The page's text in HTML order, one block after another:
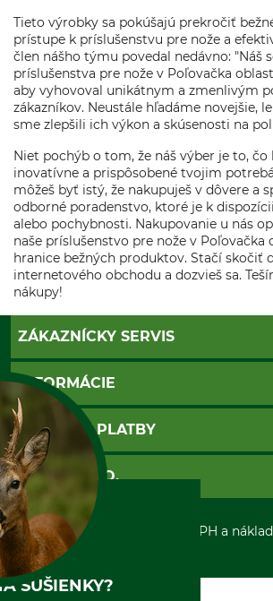
Tieto výrobky sa pokúšajú prekročiť
prístupe k príslušenstvu pre nože a
člen nášho týmu povedal nedávno: "Náš
príslušenstva pre nože v Poľovačka
aby vyhovoval unikátnym a zmenlivým
zákazníkov. Neustále hľadáme novejšie,
sme zlepšili ich výkon a skúsenosti na
Niet pochýb o tom, že náš výber je to, čo
inovatívne a prispôsobené tvojim
môžeš byť istý, že nakupuješ v dôvere a
odborné poradenstvo, ktoré je k
alebo pochybnosti. Nakupovanie u nás
naše príslušenstvo pre nože v Poľovačka
hranice bežných produktov. Stačí skočiť
internetového obchodu a dozvieš sa.
nákupy!
ZÁKAZNÍCKY SERVIS
Kontakt
Katalógy
Newsletter
Nastavenia súborov cookie
INFORMÁCIE
Povinné údaje
Obchodné podmienky
Ochrana osobnych udajov
Otváracie hodiny
Zrušenie objednávky
SPÔSOBY PLATBY
Dobierka
Platba vopred
Sepa-inkaso
Osobný odber
GRUBE S.R.O.
O nás
Predajňa
Kolektív GRUBE
Naše pobočky v Európe
*Všetky ceny sú vrátane DPH a
SUŠIENKY?